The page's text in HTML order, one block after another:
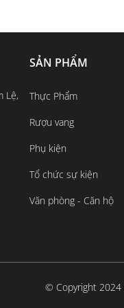
Lệ,
SẢN PHẨM
Thực Phẩm
Rượu vang
Phụ kiện
Tổ chức sự kiện
Văn phòng - Căn hộ
© Copyright 2024